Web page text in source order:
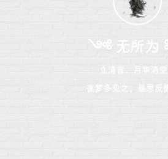
༺ 无所
立清宵、月华洒空
夜梦多见之，昼思反